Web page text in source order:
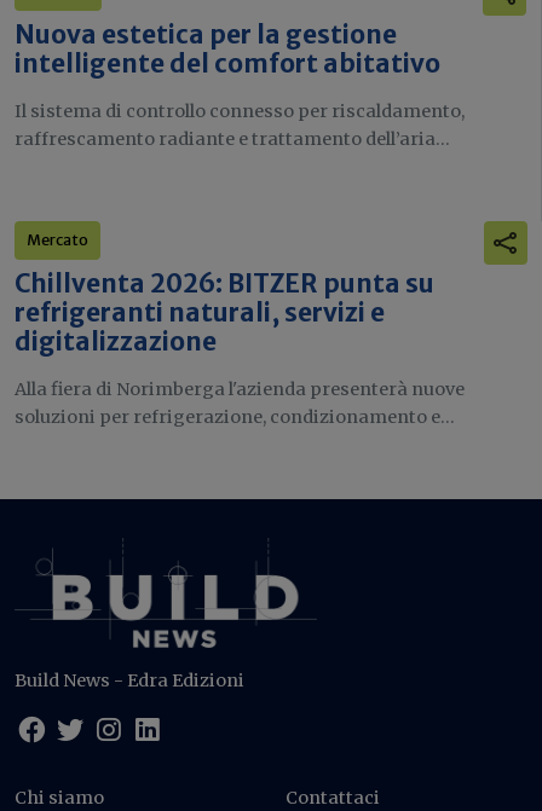
Nuova estetica per la gestione
intelligente del comfort abitativo
Il sistema di controllo connesso per riscaldamento,
raffrescamento radiante e trattamento dell’aria...
Mercato
Chillventa 2026: BITZER punta su
refrigeranti naturali, servizi e
digitalizzazione
Alla fiera di Norimberga l'azienda presenterà nuove
soluzioni per refrigerazione, condizionamento e...
Build News - Edra Edizioni
Chi siamo Contattaci